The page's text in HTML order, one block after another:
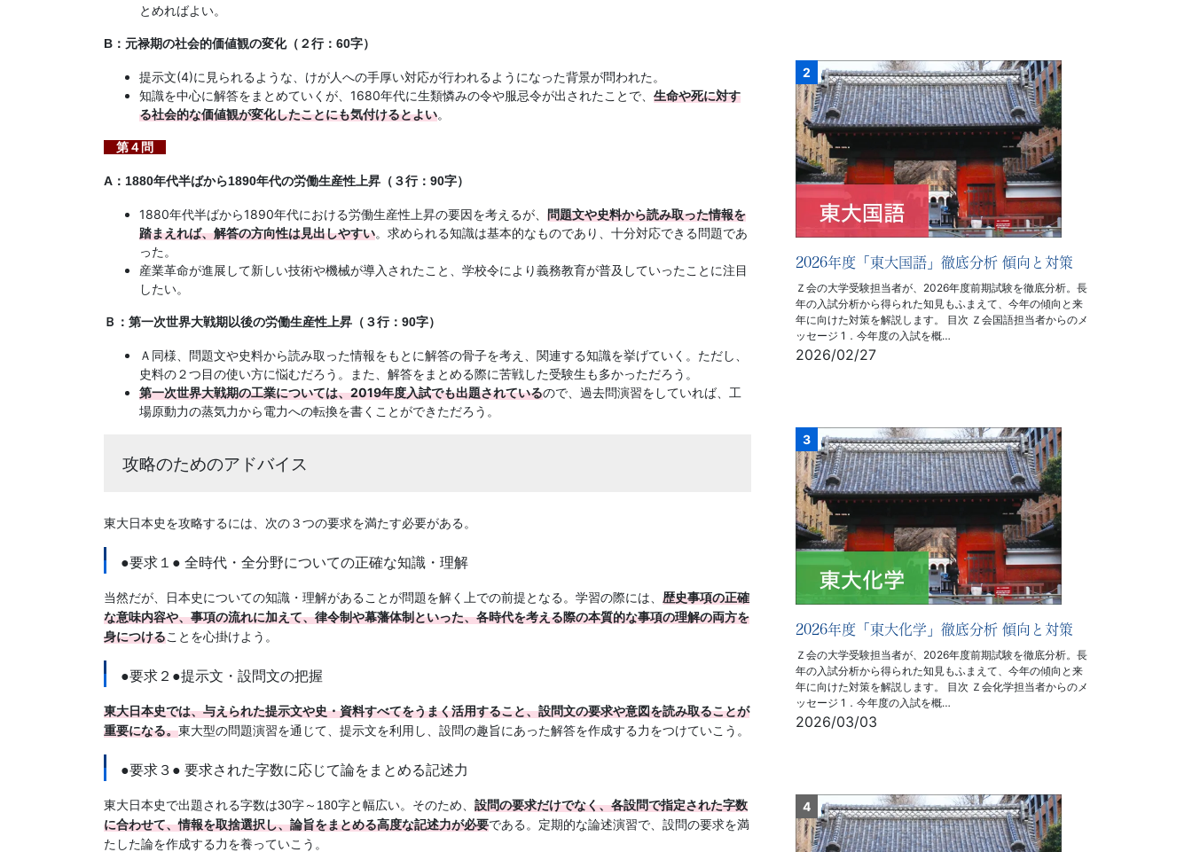
とめればよい。
B：元禄期の社会的価値観の変化（２行：60字）
提示文(4)に見られるような、けが人への手厚い対応が行われるようになった背景が問われた。
知識を中心に解答をまとめていくが、1680年代に生類憐みの令や服忌令が出されたことで、 生命や死に対す
る社会的な価値観が変化したことにも気付けるとよい。
第４問
A：1880年代半ばから1890年代の労働生産性上昇（３行：90字）
1880年代半ばから1890年代における労働生産性上昇の要因を考えるが、 問題文や史料から読み取った情報を
踏まえれば、解答の方向性は見出しやすい。求められる知識は基本的なものであり、十分対応できる問題であ
った。
産業革命が進展して新しい技術や機械が導入されたこと、学校令により義務教育が普及していったことに注目
したい。
Ｂ：第一次世界大戦期以後の労働生産性上昇（３行：90字）
Ａ同様、問題文や史料から読み取った情報をもとに解答の骨子を考え、関連する知識を挙げていく。ただし、
史料の２つ目の使い方に悩むだろう。また、解答をまとめる際に苦戦した受験生も多かっただろう。
第一次世界大戦期の工業については、2019年度入試でも出題されているので、過去問演習をしていれば、工
場原動力の蒸気力から電力への転換を書くことができただろう。
攻略のためのアドバイス
東大日本史を攻略するには、次の３つの要求を満たす必要がある。
●要求１● 全時代・全分野についての正確な知識・理解
当然だが、日本史についての知識・理解があることが問題を解く上での前提となる。学習の際には、 歴史事項の正確
な意味内容や、事項の流れに加えて、律令制や幕藩体制といった、各時代を考える際の本質的な事項の理解の両方を
身につけることを心掛けよう。
●要求２●提示文・設問文の把握
東大日本史では、与えられた提示文や史・資料すべてをうまく活用すること、設問文の要求や意図を読み取ることが
重要になる。東大型の問題演習を通じて、提示文を利用し、設問の趣旨にあった解答を作成する力をつけていこう。
●要求３● 要求された字数に応じて論をまとめる記述力
東大日本史で出題される字数は30字～180字と幅広い。そのため、 設問の要求だけでなく、各設問で指定された字数
に合わせて、情報を取捨選択し、論旨をまとめる高度な記述力が必要である。定期的な論述演習で、設問の要求を満
たした論を作成する力を養っていこう。
2026年度「東大国語」徹底分析 傾向と対策
Ｚ会の大学受験担当者が、2026年度前期試験を徹底分析。長
年の入試分析から得られた知見もふまえて、今年の傾向と来
年に向けた対策を解説します。 目次 Ｚ会国語担当者からのメ
ッセージ 1．今年度の入試を概…
2026/02/27
2026年度「東大化学」徹底分析 傾向と対策
Ｚ会の大学受験担当者が、2026年度前期試験を徹底分析。長
年の入試分析から得られた知見もふまえて、今年の傾向と来
年に向けた対策を解説します。 目次 Ｚ会化学担当者からのメ
ッセージ 1．今年度の入試を概…
2026/03/03